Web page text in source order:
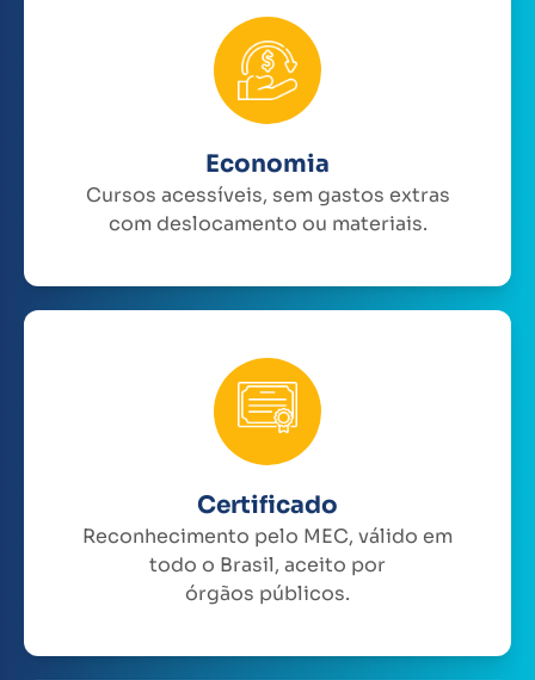
Economia
Cursos acessíveis, sem gastos extras
com deslocamento ou materiais.
Certificado
Reconhecimento pelo MEC, válido em
todo o Brasil, aceito por
órgãos públicos.